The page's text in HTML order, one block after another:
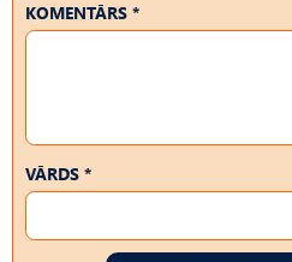
KOMENTĀRS *
VĀRDS *